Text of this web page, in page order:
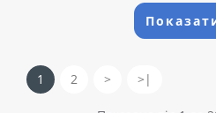
1 2 > >|